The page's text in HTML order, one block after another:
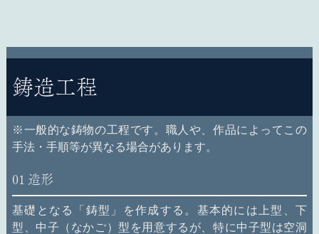
鋳造工程
※一般的な鋳物の工程です。職人や、作品によってこの
手法・手順等が異なる場合があります。
01 造形
基礎となる「鋳型」を作成する。基本的には上型、下
型、中子（なかご）型を用意するが、特に中子型は空洞